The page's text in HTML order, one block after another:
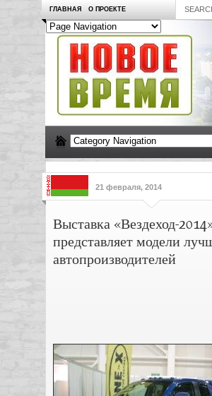
ГЛАВНАЯ О ПРОЕКТЕ
21 февраля, 2014
Выставка «Вездеход-
представляет модели
автопроизводителей